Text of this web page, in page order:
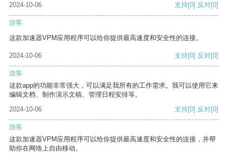
2024-10-06
支持[0] 反对[0]
游客
这款加速器VPM应用程序可以给你提供最高速度和安全性的连接。
2024-10-06 支持[0] 反对[0]
游客
这款app的功能非常强大，可以满足我所有的工作需求。我可以使用它来
编辑文档、制作演示文稿、管理日程安排等。
2024-10-06
支持[0] 反对[0]
游客
这款加速器VPM应用程序可以给你提供最高速度和安全性的连接，并帮
助你在网络上自由移动。